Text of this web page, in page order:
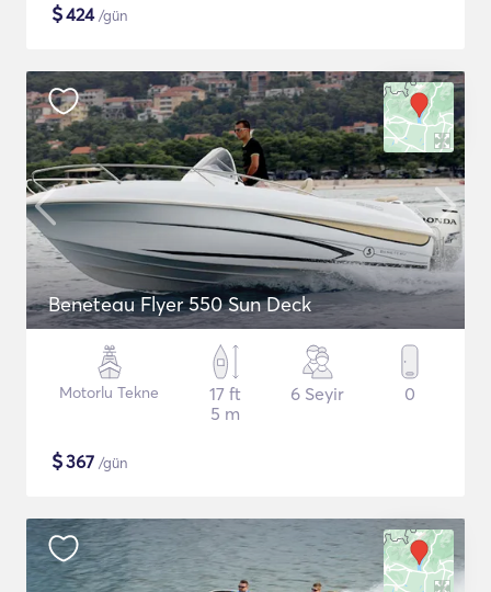
$424/gün
Beneteau Flyer 550 Sun Deck
Motorlu Tekne
17 ft
5 m
6 Seyir 0
$367 /gün